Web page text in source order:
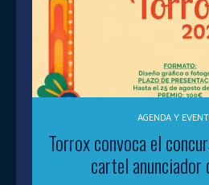
AGENDA Y
Torrox convoca el
cartel anunciador